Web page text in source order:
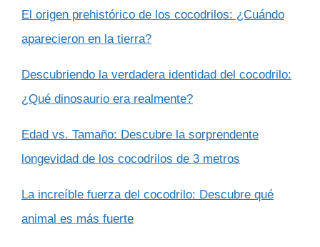
El origen prehistórico de los cocodrilos: ¿Cuándo
aparecieron en la tierra?
Descubriendo la verdadera identidad del cocodrilo:
¿Qué dinosaurio era realmente?
Edad vs. Tamaño: Descubre la sorprendente
longevidad de los cocodrilos de 3 metros
La increíble fuerza del cocodrilo: Descubre qué
animal es más fuerte